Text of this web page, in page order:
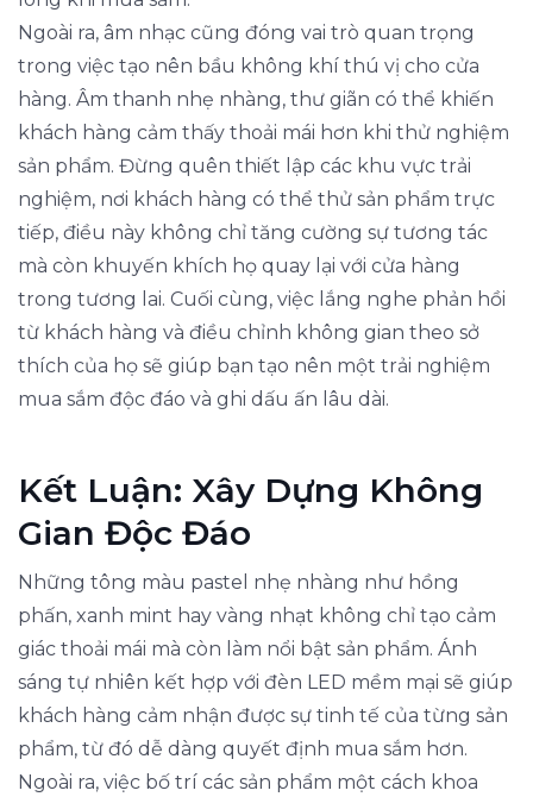
Ngoài ra, âm nhạc cũng đóng vai trò quan trọng
trong việc tạo nên bầu không khí thú vị cho cửa
hàng. Âm thanh nhẹ nhàng, thư giãn có thể khiến
khách hàng cảm thấy thoải mái hơn khi thử nghiệm
sản phẩm. Đừng quên thiết lập các khu vực trải
nghiệm, nơi khách hàng có thể thử sản phẩm trực
tiếp, điều này không chỉ tăng cường sự tương tác
mà còn khuyến khích họ quay lại với cửa hàng
trong tương lai. Cuối cùng, việc lắng nghe phản hồi
từ khách hàng và điều chỉnh không gian theo sở
thích của họ sẽ giúp bạn tạo nên một trải nghiệm
mua sắm độc đáo và ghi dấu ấn lâu dài.
Kết Luận: Xây Dựng Không
Gian Độc Đáo
Những tông màu pastel nhẹ nhàng như hồng
phấn, xanh mint hay vàng nhạt không chỉ tạo cảm
giác thoải mái mà còn làm nổi bật sản phẩm. Ánh
sáng tự nhiên kết hợp với đèn LED mềm mại sẽ giúp
khách hàng cảm nhận được sự tinh tế của từng sản
phẩm, từ đó dễ dàng quyết định mua sắm hơn.
Ngoài ra, việc bố trí các sản phẩm một cách khoa